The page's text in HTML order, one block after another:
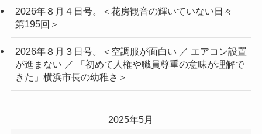
2026年８月４日号。＜花房観音の輝いていない日々
第195回＞
2026年８月３日号。＜空調服が面白い ／ エアコン設置
が進まない ／ 「初めて人権や職員尊重の意味が理解で
きた」横浜市長の幼稚さ＞
2025年5月